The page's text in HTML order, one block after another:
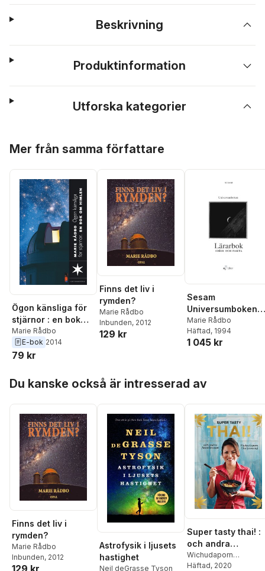
Beskrivning
Produktinformation
Utforska kategorier
Mer från samma författare
Ögon känsliga för
stjärnor : en bok
om rymden
Marie Rådbo
E-bok 2014
79 kr
Finns det liv i
rymden?
Marie Rådbo
Inbunden, 2012
129 kr
Sesam
Universumboken
lärarbok
Marie Rådbo
Häftad, 1994
1 045 kr
Du kanske också är intresserad av
Finns det liv i
rymden?
Marie Rådbo
Inbunden, 2012
Astrofysik i ljusets
hastighet
Neil deGrasse Tyson
Super tasty thai! :
och andra
favoritrecept
Wichudaporn
Chaiyasaeng
Häftad, 2020